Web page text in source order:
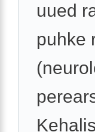
uued
puhke